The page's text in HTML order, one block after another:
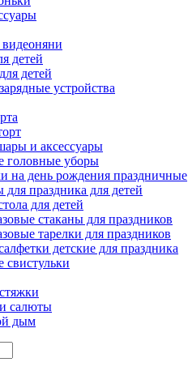
детей
детей
устройства
и аксессуары
головные уборы
на день рождения праздничные
праздника для детей
для детей
стаканы для праздников
тарелки для праздников
детские для праздника
салюты
дым